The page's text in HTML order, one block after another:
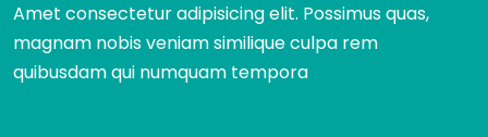
Amet consectetur adipisicing elit. Possimus quas,
magnam nobis veniam similique culpa rem
quibusdam qui numquam tempora